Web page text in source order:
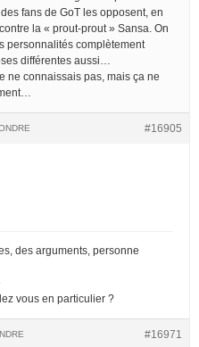
fans de GoT les opposent, en
la « prout-prout » Sansa. On
personnalités complètement
différentes aussi…
ne connaissais pas, mais ça ne
#16905
des arguments, personne
vous en particulier ?
#16971